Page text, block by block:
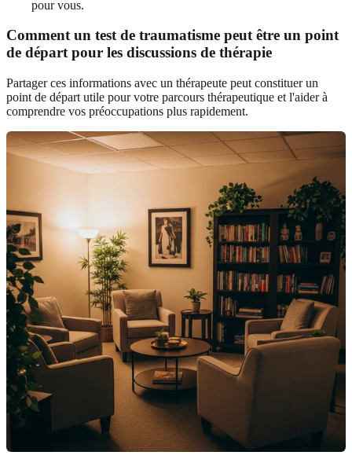
pour vous.
Comment un test de traumatisme peut être un point
de départ pour les discussions de thérapie
Partager ces informations avec un thérapeute peut constituer un
point de départ utile pour votre parcours thérapeutique et l'aider à
comprendre vos préoccupations plus rapidement.